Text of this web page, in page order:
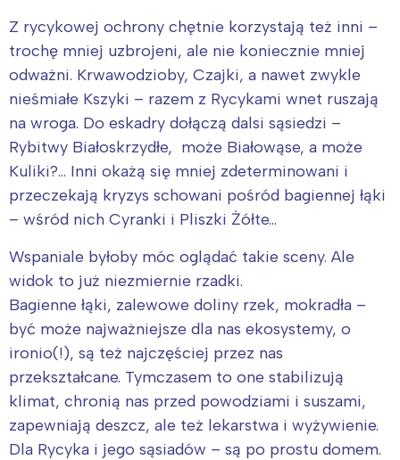
Z rycykowej ochrony chętnie korzystają też inni –
trochę mniej uzbrojeni, ale nie koniecznie mniej
odważni. Krwawodzioby, Czajki, a nawet zwykle
nieśmiałe Kszyki – razem z Rycykami wnet ruszają
na wroga. Do eskadry dołączą dalsi sąsiedzi –
Rybitwy Białoskrzydłe, może Białowąse, a może
Kuliki?… Inni okażą się mniej zdeterminowani i
przeczekają kryzys schowani pośród bagiennej łąki
– wśród nich Cyranki i Pliszki Żółte…
Wspaniale byłoby móc oglądać takie sceny. Ale
widok to już niezmiernie rzadki.
Bagienne łąki, zalewowe doliny rzek, mokradła –
być może najważniejsze dla nas ekosystemy, o
ironio(!), są też najczęściej przez nas
przekształcane. Tymczasem to one stabilizują
klimat, chronią nas przed powodziami i suszami,
zapewniają deszcz, ale też lekarstwa i wyżywienie.
Dla Rycyka i jego sąsiadów – są po prostu domem.